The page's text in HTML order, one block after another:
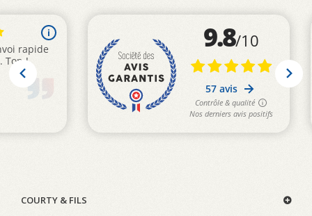
COURTY & FILS